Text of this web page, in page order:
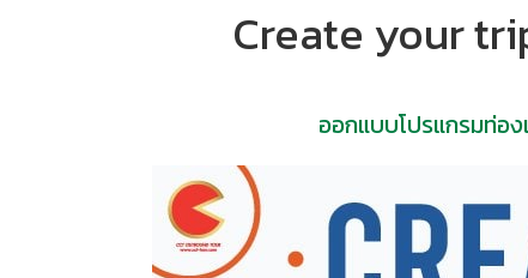
Create your
ออกแบบโปรแกรมท่อ